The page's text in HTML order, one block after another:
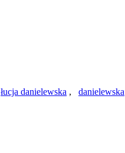
łucja danielewska , danielewska